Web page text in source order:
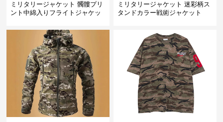
ミリタリージャケット 髑髏プリ
ント中綿入りフライトジャケッ
ミリタリージャケット 迷彩柄ス
タンドカラー戦術ジャケット